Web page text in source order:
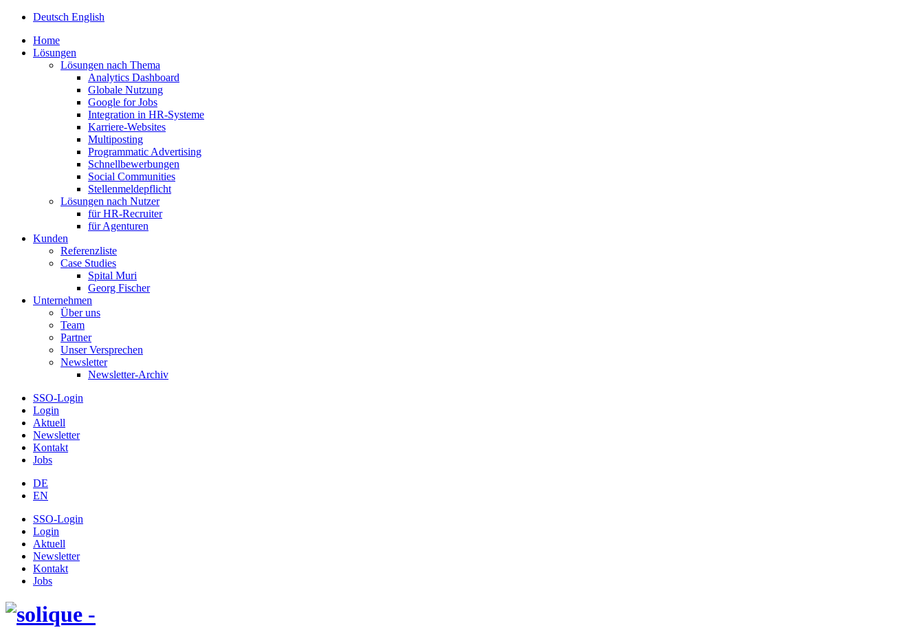
Deutsch English
Home
Lösungen
Lösungen nach Thema
Analytics Dashboard
Globale Nutzung
Google for Jobs
Integration in HR-Systeme
Karriere-Websites
Multiposting
Programmatic Advertising
Schnellbewerbungen
Social Communities
Stellenmeldepflicht
Lösungen nach Nutzer
für HR-Recruiter
für Agenturen
Kunden
Referenzliste
Case Studies
Spital Muri
Georg Fischer
Unternehmen
Über uns
Team
Partner
Unser Versprechen
Newsletter
Newsletter-Archiv
SSO-Login
Login
Aktuell
Newsletter
Kontakt
Jobs
DE
EN
SSO-Login
Login
Aktuell
Newsletter
Kontakt
Jobs